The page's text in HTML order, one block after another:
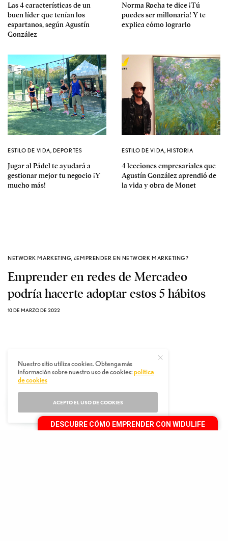
Las 4 características de un
buen líder que tenían los
espartanos, según Agustín
González
Norma Rocha te dice ¡Tú
puedes ser millonaria! Y te
explica cómo lograrlo
ESTILO DE VIDA, DEPORTES
Jugar al Pádel te ayudará a
gestionar mejor tu negocio ¡Y
mucho más!
ESTILO DE VIDA, HISTORIA
4 lecciones empresariales que
Agustín González aprendió de
la vida y obra de Monet
NETWORK MARKETING, ¿EMPRENDER EN NETWORK MARKETING?
Emprender en redes de Mercadeo
podría hacerte adoptar estos 5 hábitos
10 DE MARZO DE 2022
Nuestro sitio utiliza cookies. Obtenga más
información sobre nuestro uso de cookies:política
de cookies
ACEPTO EL USO DE COOKIES
DESCUBRE CÓMO EMPRENDER CON WIDULIFE